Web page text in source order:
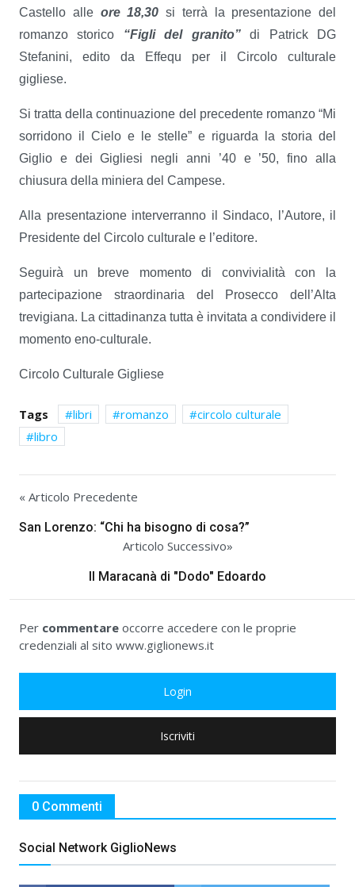
Castello alle ore 18,30 si terrà la presentazione del
romanzo storico “Figli del granito”di Patrick DG
Stefanini, edito da Effequ per il Circolo culturale
gigliese.
Si tratta della continuazione del precedente romanzo “Mi
sorridono il Cielo e le stelle” e riguarda la storia del
Giglio e dei Gigliesi negli anni ’40 e ’50, fino alla
chiusura della miniera del Campese.
Alla presentazione interverranno il Sindaco, l’Autore, il
Presidente del Circolo culturale e l’editore.
Seguirà un breve momento di convivialità con la
partecipazione straordinaria del Prosecco dell’Alta
trevigiana. La cittadinanza tutta è invitata a condividere il
momento eno-culturale.
Circolo Culturale Gigliese
Tags libri romanzo
circolo culturale
libro
« Articolo Precedente
San Lorenzo: “Chi ha bisogno di cosa?”
Articolo Successivo»
Il Maracanà di "Dodo" Edoardo
Per commentare occorre accedere con le proprie
credenziali al sito www.giglionews.it
Login
Iscriviti
0 Commenti
Social Network GiglioNews